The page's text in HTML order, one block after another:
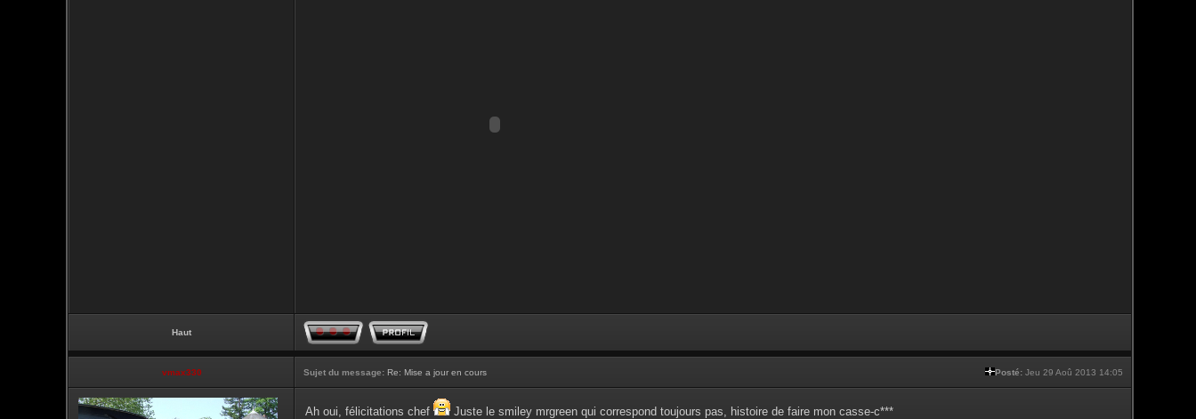
Haut
vmax330 Sujet du message: Re: Mise a jour en cours Posté: Jeu 29 Aoû 2013 14:05
Ah oui, félicitations chef Juste le smiley mrgreen qui correspond toujours pas, histoire de faire mon casse-c***